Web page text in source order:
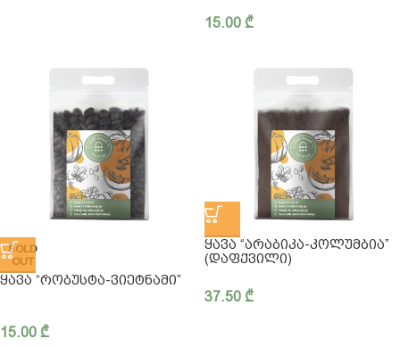
15.00 ₾
SOLD
OUT
ᲧᲐᲕᲐ “ᲠᲝᲑᲣᲡᲢᲐ-ᲕᲘᲔᲢᲜᲐᲛᲘ”
15.00 ₾
ᲧᲐᲕᲐ “ᲐᲠᲐᲑᲘᲙᲐ-ᲙᲝᲚᲣᲛᲑᲘᲐ”
(ᲓᲐᲤᲥᲕᲘᲚᲘ)
37.50 ₾